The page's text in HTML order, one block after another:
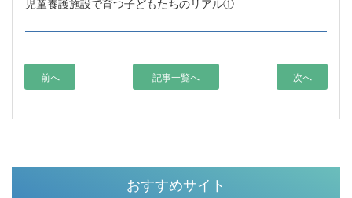
前へ 記事一覧へ 次へ
おすすめサイト